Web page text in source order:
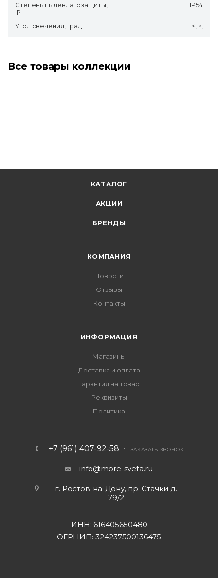
Степень пылевлагозащиты,
IP
IP54
Угол свечения, Град <, >,
Все товары коллекции
КАТАЛОГ
АКЦИИ
БРЕНДЫ
КОМПАНИЯ
Новости
Отзывы
Контакты
ИНФОРМАЦИЯ
Магазины
Доставка и оплата
Гарантия на товар
Реквизиты
Политика
+7 (961) 407-92-58 ЗАКАЗАТЬ ЗВОНОК
info@more-sveta.ru
г. Ростов-на-Дону, пр. Стачки д.
79/2
ИНН: 616405650480
ОГРНИП: 324237500136475